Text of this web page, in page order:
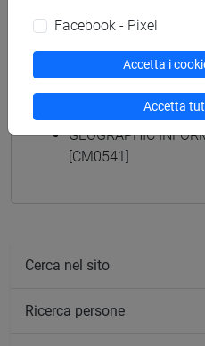
Insegnamenti
GEOGRAPHIC
[CM0541]
Cerca nel sito
Ricerca persone
Facebook - Pixel
Accetta i
Accetta